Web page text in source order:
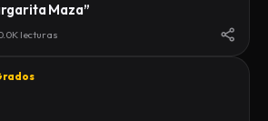
Maza”
lecturas